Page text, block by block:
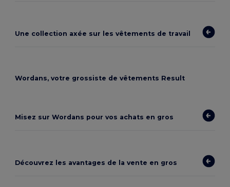
Une collection axée sur les vêtements de travail
Wordans, votre grossiste de vêtements Result
Misez sur Wordans pour vos achats en gros
Découvrez les avantages de la vente en gros